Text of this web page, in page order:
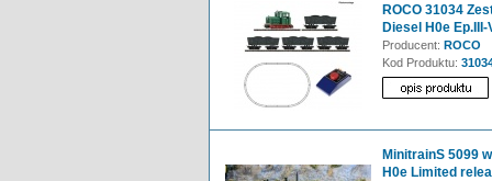
ROCO 31034
Diesel H0e Ep.III-
Producent: ROCO
Kod Produktu:
MinitrainS 5099
H0e Limited